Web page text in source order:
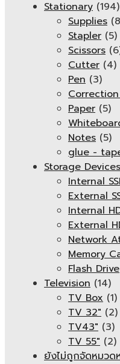
Stationary (194)
Supplies
Stapler (5)
Scissors
Cutter (4)
Pen (3)
Paper (5)
Notes (5)
glue -
Storage Devices
Internal
External
Internal
External
Network
Memory
Flash Drive
Television (14)
TV Box (1)
TV 32" (2)
TV43" (3)
TV 55" (2)
ยังไม่ถูกจัดหมวด